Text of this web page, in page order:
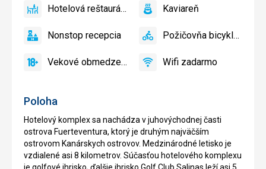
Poloha
Hotelový komplex sa nachádza v juhovýchodnej časti
ostrova Fuerteventura, ktorý je druhým najväčším
ostrovom Kanárskych ostrovov. Medzinárodné letisko je
vzdialené asi 8 kilometrov. Súčasťou hotelového komplexu
povolené
HotelováHotelová reštaurácia
áno KaviareňKaviareň
áno
NonstopNonstop recepcia
áno
Požičovňa
Požičovňa bicyklov
áno
VekovéVekové obmedzenie
áno
Wifi
Wifi zadarmo
áno